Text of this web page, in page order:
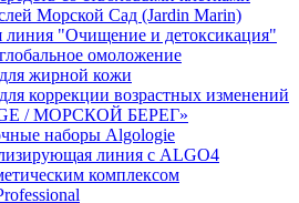
Морской Сад (Jardin Marin)
линия "Очищение и детоксикация"
омоложение
жирной кожи
коррекции возрастных изменений
/ МОРСКОЙ БЕРЕГ»
наборы Algologie
линия с ALGO4
комплексом